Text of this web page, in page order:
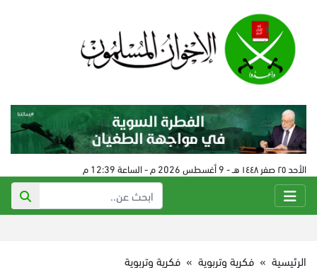
الأحد ٢٥ صفر ١٤٤٨ هـ - 9 أغسطس 2026 م - الساعة 12:39 م
الرئيسية » فكرية وتربوية » فكرية وتربوية